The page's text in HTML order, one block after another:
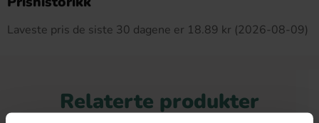
Laveste pris de siste 30 dagene er 18.89 kr (2026-08-09)
Relaterte produkter